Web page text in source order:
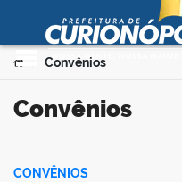
Ir para o conteúdo
Você está aqui:
Convênios
Convênios
CONVÊNIOS